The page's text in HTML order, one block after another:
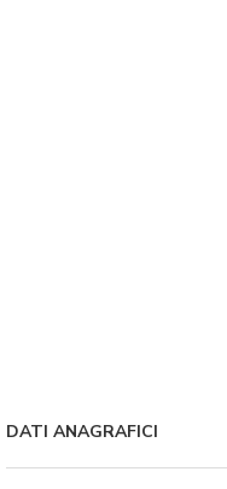
DATI ANAGRAFICI